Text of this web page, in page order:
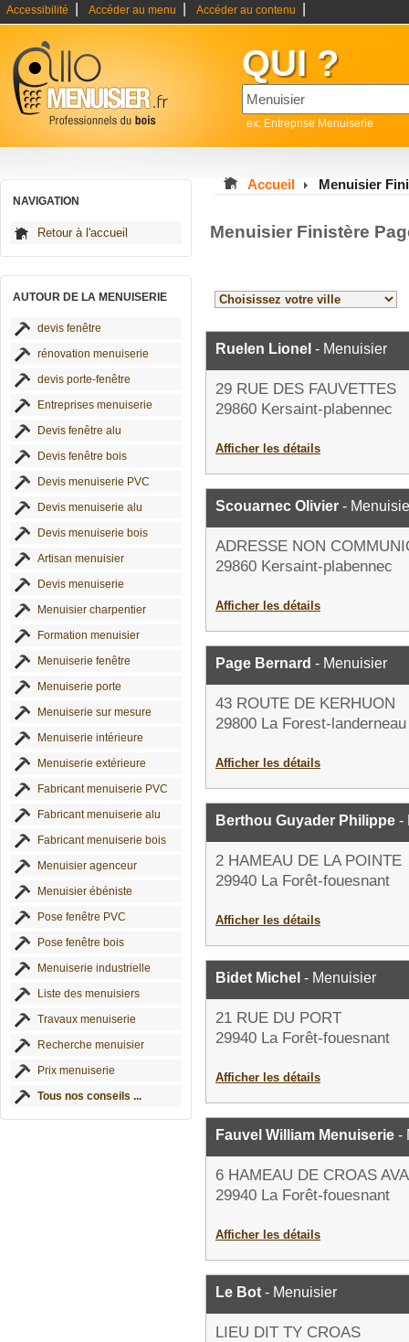
Accessibilité Accéder au menu Accéder au contenu
QUI ?
ex: Entreprise Menuiserie
NAVIGATION
Retour à l'accueil
AUTOUR DE LA MENUISERIE
devis fenêtre
rénovation menuiserie
devis porte-fenêtre
Entreprises menuiserie
Devis fenêtre alu
Devis fenêtre bois
Devis menuiserie PVC
Devis menuiserie alu
Devis menuiserie bois
Artisan menuisier
Devis menuiserie
Menuisier charpentier
Formation menuisier
Menuiserie fenêtre
Menuiserie porte
Menuiserie sur mesure
Menuiserie intérieure
Menuiserie extérieure
Fabricant menuiserie PVC
Fabricant menuiserie alu
Fabricant menuiserie bois
Menuisier agenceur
Menuisier ébéniste
Pose fenêtre PVC
Pose fenêtre bois
Menuiserie industrielle
Liste des menuisiers
Travaux menuiserie
Recherche menuisier
Prix menuiserie
Tous nos conseils ...
Accueil Menuisier
Menuisier Finistère
Ruelen Lionel - Menuisier
29 RUE DES FAUVETTES
29860 Kersaint-plabennec
Afficher les détails
Scouarnec Olivier -
ADRESSE NON
29860 Kersaint-plabennec
Afficher les détails
Page Bernard - Menuisier
43 ROUTE DE KERHUON
29800 La Forest-landerneau
Afficher les détails
Berthou Guyader Philippe -
2 HAMEAU DE LA POINTE
29940 La Forêt-fouesnant
Afficher les détails
Bidet Michel - Menuisier
21 RUE DU PORT
29940 La Forêt-fouesnant
Afficher les détails
Fauvel William Menuiserie -
6 HAMEAU DE CROAS
29940 La Forêt-fouesnant
Afficher les détails
Le Bot - Menuisier
LIEU DIT TY CROAS